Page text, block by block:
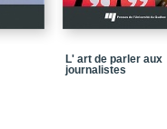
L' art de parler aux
journalistes